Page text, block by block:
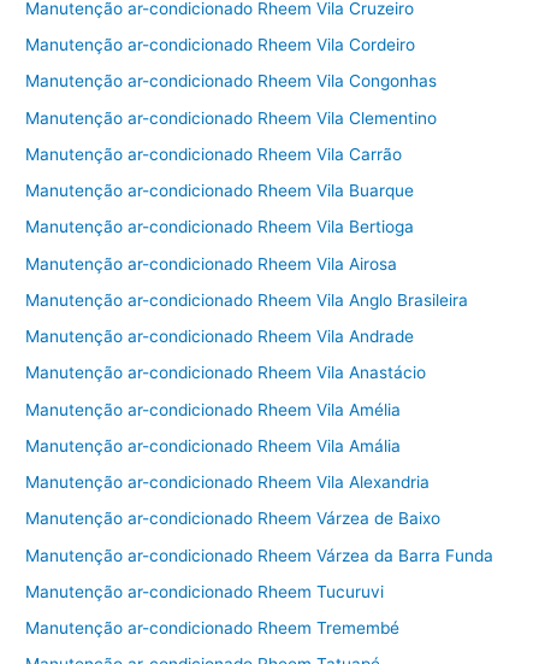
Manutenção ar-condicionado Rheem Vila Cruzeiro
Manutenção ar-condicionado Rheem Vila Cordeiro
Manutenção ar-condicionado Rheem Vila Congonhas
Manutenção ar-condicionado Rheem Vila Clementino
Manutenção ar-condicionado Rheem Vila Carrão
Manutenção ar-condicionado Rheem Vila Buarque
Manutenção ar-condicionado Rheem Vila Bertioga
Manutenção ar-condicionado Rheem Vila Airosa
Manutenção ar-condicionado Rheem Vila Anglo Brasileira
Manutenção ar-condicionado Rheem Vila Andrade
Manutenção ar-condicionado Rheem Vila Anastácio
Manutenção ar-condicionado Rheem Vila Amélia
Manutenção ar-condicionado Rheem Vila Amália
Manutenção ar-condicionado Rheem Vila Alexandria
Manutenção ar-condicionado Rheem Várzea de Baixo
Manutenção ar-condicionado Rheem Várzea da Barra Funda
Manutenção ar-condicionado Rheem Tucuruvi
Manutenção ar-condicionado Rheem Tremembé